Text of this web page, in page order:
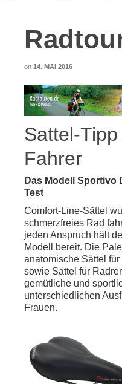
on 14. MAI 2016
Sattel-
Fahrer
Das Modell Sportivo
Test
Comfort-Line-Sättel
schmerzfreies Rad
jeden Anspruch hält
Modell bereit. Die
anatomische Sättel
sowie Sättel für
gemütliche und
unterschiedlichen
Frauen.